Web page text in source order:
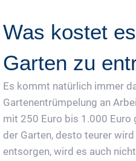
Was kostet
Garten zu
Es kommt natürlich immer
Gartenentrümpelung an
mit 250 Euro bis 1.000 Euro
der Garten, desto teurer
entsorgen, wird es auch